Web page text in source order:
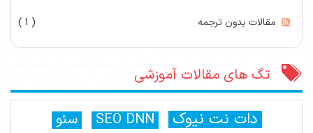
مقالات بدون ترجمه ( 1 )
تگ های مقالات آموزشی
دات نت نیوک SEO DNN
سئو